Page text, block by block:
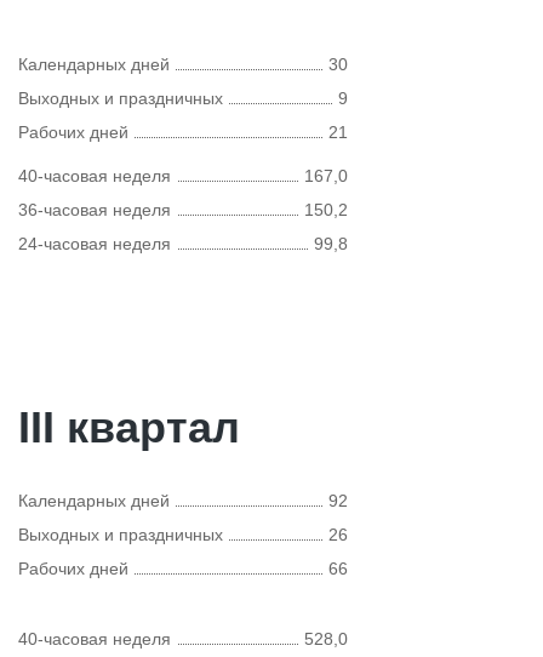
Календарных дней
30
Выходных и праздничных
9
Рабочих дней
21
40-часовая неделя
167,0
36-часовая неделя
150,2
24-часовая неделя
99,8
III квартал
Календарных дней
92
Выходных и праздничных
26
Рабочих дней
66
40-часовая неделя 528,0